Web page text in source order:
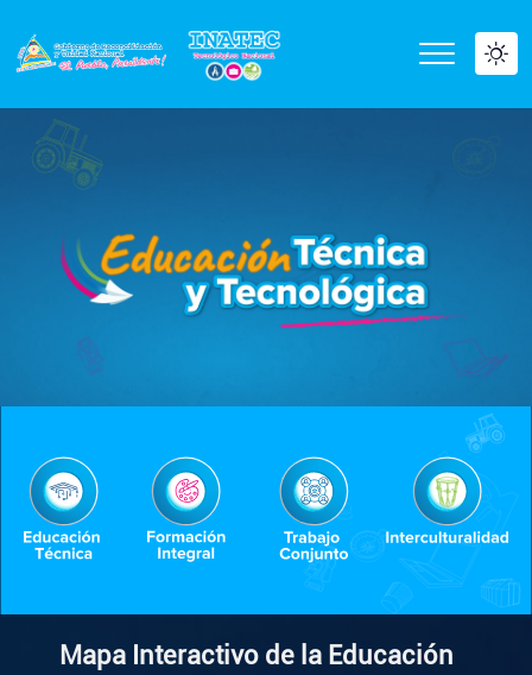
Mapa Interactivo de la Educación